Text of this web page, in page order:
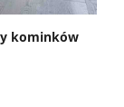
kominków